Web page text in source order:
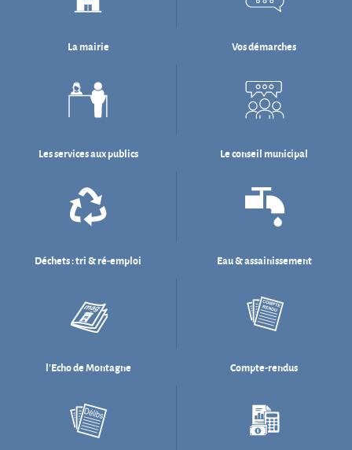
Les services aux publics Le conseil municipal
Déchets : tri & ré-emploi Eau & assainissement
l'Echo de Montagne Compte-rendus
Délibérations Budget